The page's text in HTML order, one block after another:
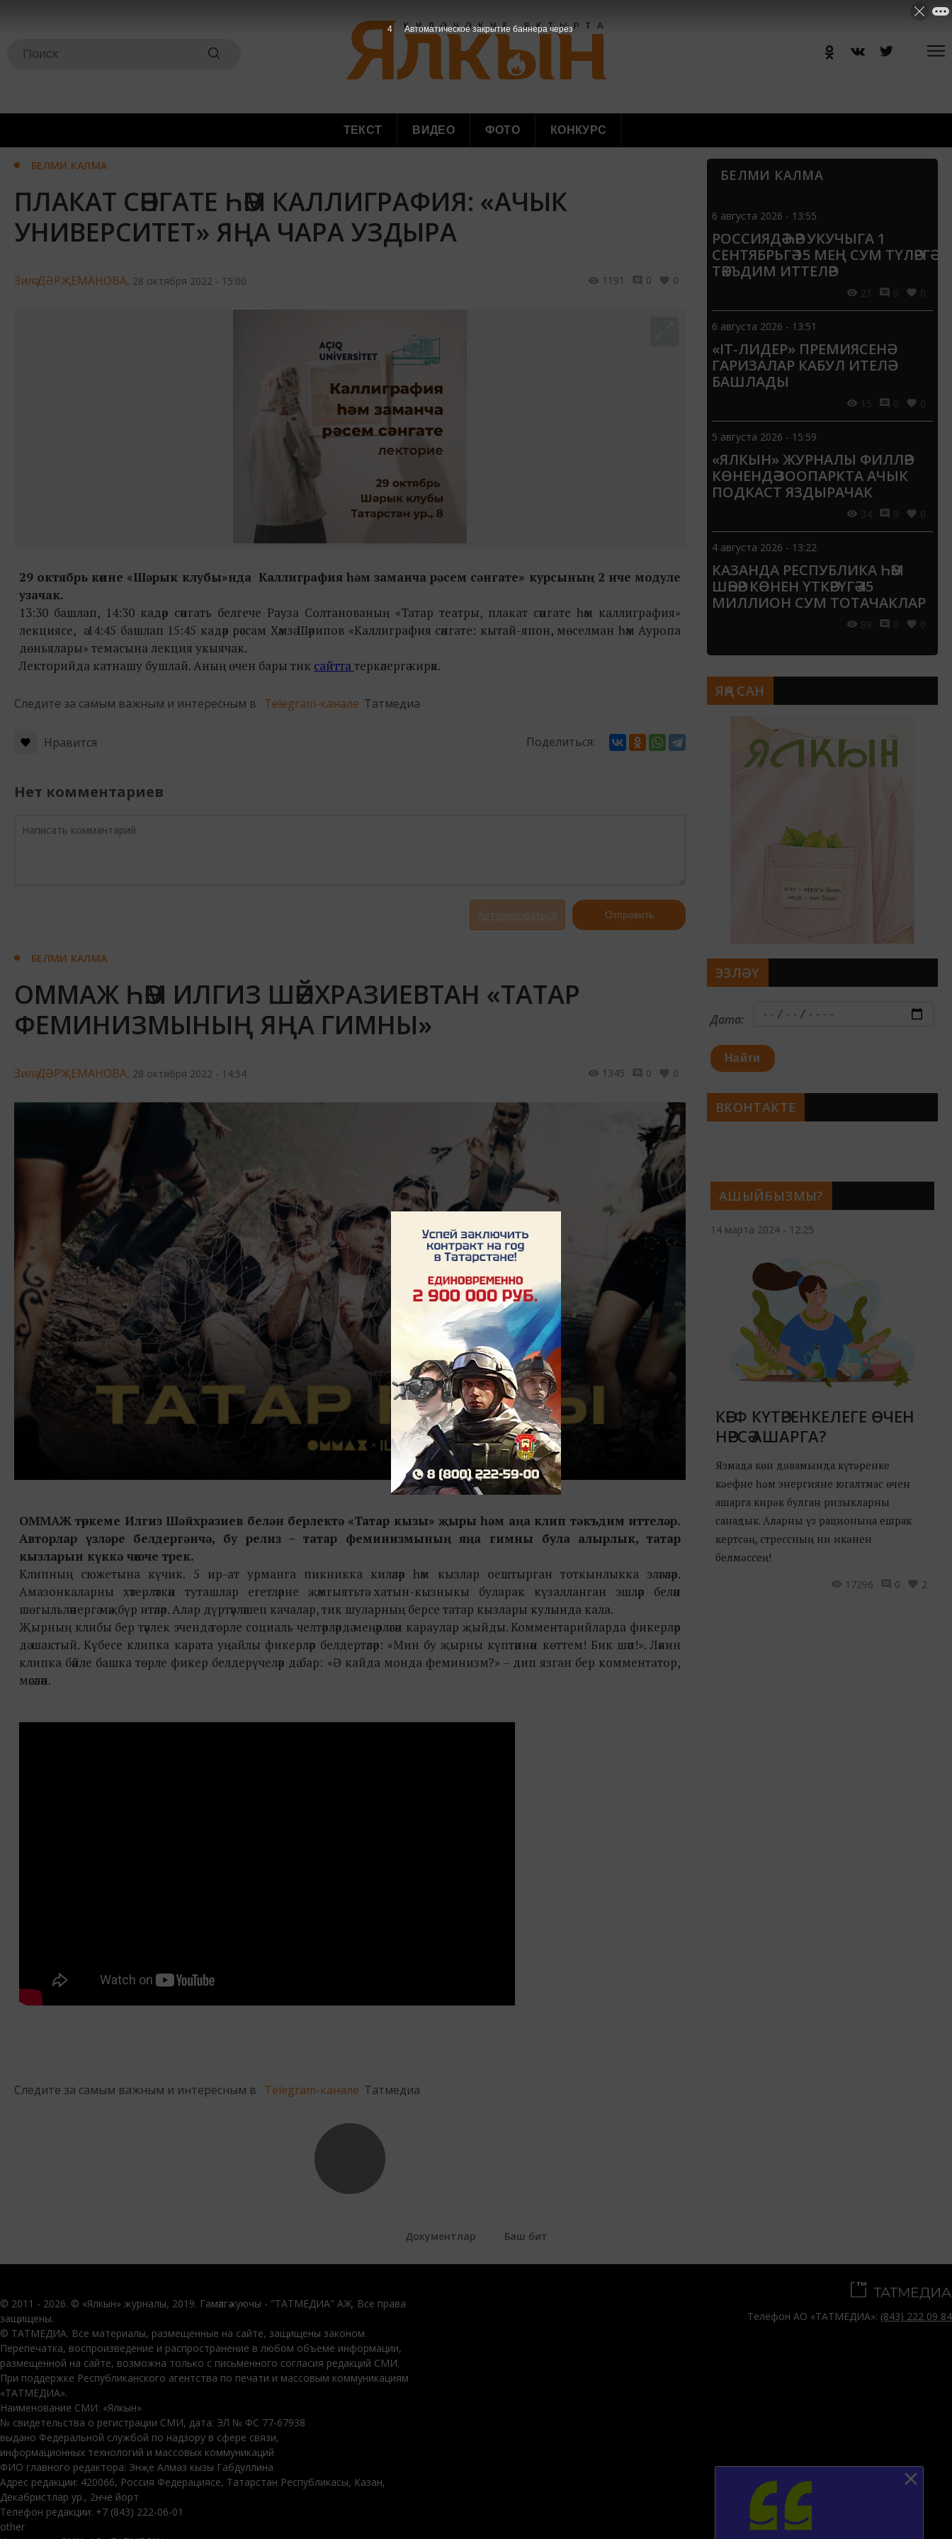
ТЕКСТ ВИДЕО ФОТО КОНКУРС
БЕЛМИ КАЛМА
ПЛАКАТ СӘНГАТЕ ҺӘМ КАЛЛИГРАФИЯ: «АЧЫК
УНИВЕРСИТЕТ» ЯҢА ЧАРА УЗДЫРА
Зилә ДӘРҖЕМАНОВА, 28 октября 2022 - 15:00 1191 0 0
29 октябрь көнне«Шәрык клубы»нда Каллиграфия һәм заманча рәсем сәнгате» курсының 2 нче модуле
узачак.
13:30 башлап, 14:30 кадәр сәнгать белгече Рауза Солтанованың «Татар театры, плакат сәнгате һәм каллиграфия»
лекциясе, ә 14:45 башлап 15:45 кадәр рәссам Хәмзә Шәрипов «Каллиграфия сәнгате: кытай-япон, мөселман һәм Ауропа
дөньялары» темасына лекция укыячак.
Лекторийда катнашу бушлай. Аның өчен бары тик сайттатеркәлергә кирәк.
Следите за самым важным и интересным в Telegram-канале Татмедиа
Нравится Поделиться:
Нет комментариев
Авторизоваться Отправить
БЕЛМИ КАЛМА
ОММАЖ ҺӘМ ИЛГИЗ ШӘЙХРАЗИЕВТАН «ТАТАР
ФЕМИНИЗМЫНЫҢ ЯҢА ГИМНЫ»
Зилә ДӘРҖЕМАНОВА, 28 октября 2022 - 14:54 1345 0 0
ОММАЖ төркеме Илгиз Шәйхразиев белән берлектә «Татар кызы» җыры һәм аңа клип тәкъдим иттеләр.
Авторлар үзләре белдергәнчә, бу релиз – татар феминизмының яңа гимны була алырлык, татар
кызларын күккә чөюче трек.
Клипның сюжетына күчик. 5 ир-ат урманга пикникка киләләр һәм кызлар оештырган тоткынлыкка эләгәләр.
Амазонкаларны хәтерләткән туташлар егетләрне җәмгыятьтә хатын-кызныкы буларак күзалланган эшләр белән
шөгыльләнергә мәҗбүр итәләр. Алар дүртәүләшеп качалар, тик шуларның берсе татар кызлары кулында кала.
Җырның клибы бер тәүлек эчендә төрле социаль челтәрләрдә меңәрләгән караулар җыйды. Комментарийларда фикерләр
дә шактый. Күбесе клипка карата уңайлы фикерләр белдертәләр: «Мин бу җырны күптәннән көттем! Бик шәп!». Ләкин
клипка бәйле башка төрле фикер белдерүчеләр дә бар: «Ә кайда монда феминизм?» – дип язган бер комментатор,
мәсәлән.
Следите за самым важным и интересным в Telegram-канале Татмедиа
БЕЛМИ КАЛМА
6 августа 2026 - 13:55
РОССИЯДӘ ҺӘР УКУЧЫГА 1
СЕНТЯБРЬГӘ 15 МЕҢ СУМ ТҮЛӘРГӘ
ТӘКЪДИМ ИТТЕЛӘР
21 0 0
6 августа 2026 - 13:51
«IT-ЛИДЕР» ПРЕМИЯСЕНӘ
ГАРИЗАЛАР КАБУЛ ИТЕЛӘ
БАШЛАДЫ
15 0 0
5 августа 2026 - 15:59
«ЯЛКЫН» ЖУРНАЛЫ ФИЛЛӘР
КӨНЕНДӘ ЗООПАРКТА АЧЫК
ПОДКАСТ ЯЗДЫРАЧАК
34 0 0
4 августа 2026 - 13:22
КАЗАНДА РЕСПУБЛИКА ҺӘМ
ШӘҺӘР КӨНЕН ҮТКӘРҮГӘ 45
МИЛЛИОН СУМ ТОТАЧАКЛАР
89 0 0
АШЫЙБЫЗМЫ?
14 марта 2024 - 12:25
КӘЕФ КҮТӘРЕНКЕЛЕГЕ ӨЧЕН
НӘРСӘ АШАРГА?
Язмада көн дәвамында күтәренке
кәефне һәм энергияне югалтмас өчен
ашарга кирәк булган ризыкларны
санадык. Аларны үз рационыңа ешрак
кертсәң, стрессның ни икәнен
белмәссең!
17296
0 2
ЯҢА САН
ЭЗЛӘҮ
Дата:
Найти
ВКОНТАКТЕ
Документлар Баш бит
© 2011 - 2026. © «Ялкын» журналы, 2019. Гамәлгә куючы - "ТАТМЕДИА" АҖ. Все права
защищены.
© ТАТМЕДИА. Все материалы, размещенные на сайте, защищены законом.
Перепечатка, воспроизведение и распространение в любом объеме информации,
размещенной на сайте, возможна только с письменного согласия редакций СМИ.
При поддержке Республиканского агентства по печати и массовым коммуникациям
«ТАТМЕДИА».
Наименование СМИ: «Ялкын»
№ свидетельства о регистрации СМИ, дата: ЭЛ № ФС 77-67938
выдано Федеральной службой по надзору в сфере связи,
информационных технологий и массовых коммуникаций
ФИО главного редактора: Энҗе Алмаз кызы Габдуллина
Адрес редакции: 420066, Россия Федерациясе, Татарстан Республикасы, Казан,
Декабристлар ур., 2нче йорт
Телефон редакции: +7 (843) 222-06-01
other
Телефон АО «ТАТМЕДИА»: (843) 222 09 84
3 Автоматическое закрытие баннера через